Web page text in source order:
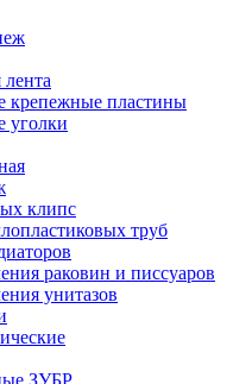
крепежные пластины
уголки
клипс
труб
раковин и писсуаров
унитазов
ЗУБР